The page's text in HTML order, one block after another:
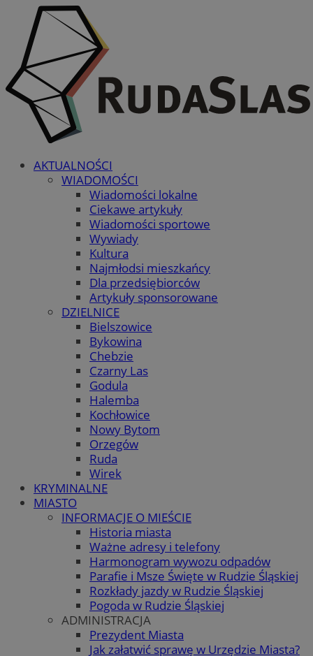
AKTUALNOŚCI
WIADOMOŚCI
Wiadomości lokalne
Ciekawe artykuły
Wiadomości sportowe
Wywiady
Kultura
Najmłodsi mieszkańcy
Dla przedsiębiorców
Artykuły sponsorowane
DZIELNICE
Bielszowice
Bykowina
Chebzie
Czarny Las
Godula
Halemba
Kochłowice
Nowy Bytom
Orzegów
Ruda
Wirek
KRYMINALNE
MIASTO
INFORMACJE O MIEŚCIE
Historia miasta
Ważne adresy i telefony
Harmonogram wywozu odpadów
Parafie i Msze Święte w Rudzie Śląskiej
Rozkłady jazdy w Rudzie Śląskiej
Pogoda w Rudzie Śląskiej
ADMINISTRACJA
Prezydent Miasta
Jak załatwić sprawę w Urzędzie Miasta?